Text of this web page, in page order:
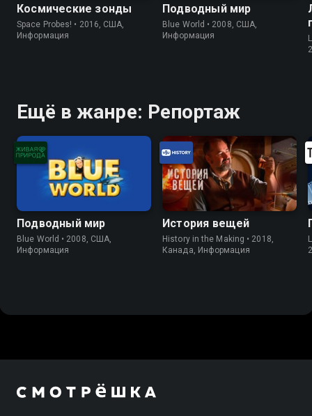
Космические зонды
Space Probes! • 2016, США,
Информация
Подводный мир
Blue World • 2008, США,
Информация
Ещё в жанре: Репортаж
Подводный мир
Blue World • 2008, США,
Информация
История вещей
History in the Making • 2018,
Канада, Информация